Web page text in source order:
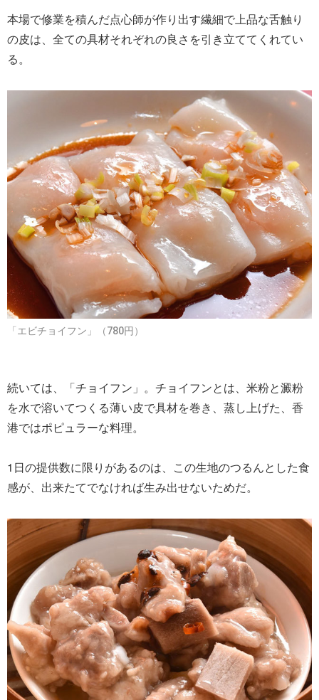
本場で修業を積んだ点心師が作り出す繊細で上品な舌触り
の皮は、全ての具材それぞれの良さを引き立ててくれてい
る。
「エビチョイフン」（780円）
続いては、「チョイフン」。チョイフンとは、米粉と澱粉
を水で溶いてつくる薄い皮で具材を巻き、蒸し上げた、香
港ではポピュラーな料理。
1日の提供数に限りがあるのは、この生地のつるんとした食
感が、出来たてでなければ生み出せないためだ。